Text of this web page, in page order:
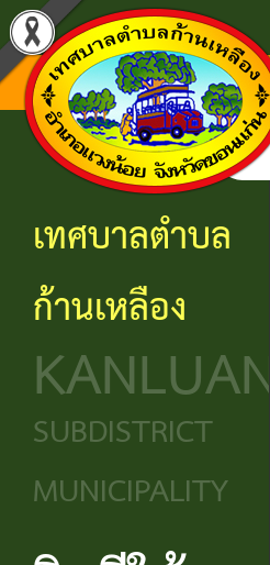
แนะนำ
เทศบาล
ความ
เป็นมา
ข้อมูล
พื้น
ฐาน
วิสัยทัศน์
และ
งาน
บริการ
ประชาชน
บริการ
ประชาชน
ศูนย์ช่วย
ประชาชน
โครงสร้าง
องค์กร
เทศบาล
โครงสร้าง
นิติบัญญัติ
โครงสร้าง
บริหาร
ศูนย์
ข้อมูล
ข่าวสาร
และ
แผน
งาน
ข้อมูล
ข่าวสาร
ติดต่อ
ข้อมูล
ติดต่อ
แจ้ง
ความ
เดือด
ร้อน
ร้อง
เทศบาลตำบล
ก้านเหลือง
KANLUANG
SUBDISTRICT
MUNICIPALITY